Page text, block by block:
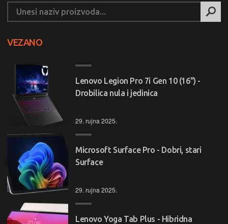
VEZANO
Lenovo Legion Pro 7i Gen 10 (16") -
Drobilica nula i jedinica
29. rujna 2025.
Microsoft Surface Pro - Dobri, stari
Surface
29. rujna 2025.
Lenovo Yoga Tab Plus - Hibridna